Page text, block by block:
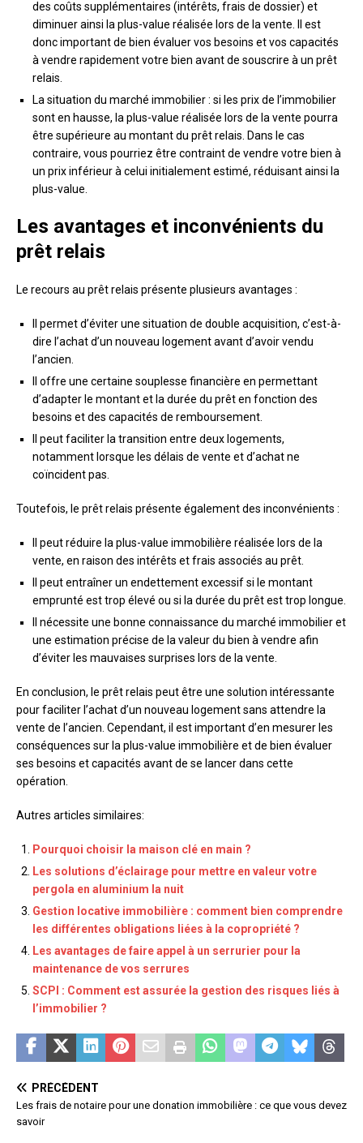
des coûts supplémentaires (intérêts, frais de dossier) et
diminuer ainsi la plus-value réalisée lors de la vente. Il est
donc important de bien évaluer vos besoins et vos capacités
à vendre rapidement votre bien avant de souscrire à un prêt
relais.
La situation du marché immobilier : si les prix de l’immobilier
sont en hausse, la plus-value réalisée lors de la vente pourra
être supérieure au montant du prêt relais. Dans le cas
contraire, vous pourriez être contraint de vendre votre bien à
un prix inférieur à celui initialement estimé, réduisant ainsi la
plus-value.
Les avantages et inconvénients du
prêt relais
Le recours au prêt relais présente plusieurs avantages :
Il permet d’éviter une situation de double acquisition, c’est-à-
dire l’achat d’un nouveau logement avant d’avoir vendu
l’ancien.
Il offre une certaine souplesse financière en permettant
d’adapter le montant et la durée du prêt en fonction des
besoins et des capacités de remboursement.
Il peut faciliter la transition entre deux logements,
notamment lorsque les délais de vente et d’achat ne
coïncident pas.
Toutefois, le prêt relais présente également des inconvénients :
Il peut réduire la plus-value immobilière réalisée lors de la
vente, en raison des intérêts et frais associés au prêt.
Il peut entraîner un endettement excessif si le montant
emprunté est trop élevé ou si la durée du prêt est trop longue.
Il nécessite une bonne connaissance du marché immobilier et
une estimation précise de la valeur du bien à vendre afin
d’éviter les mauvaises surprises lors de la vente.
En conclusion, le prêt relais peut être une solution intéressante
pour faciliter l’achat d’un nouveau logement sans attendre la
vente de l’ancien. Cependant, il est important d’en mesurer les
conséquences sur la plus-value immobilière et de bien évaluer
ses besoins et capacités avant de se lancer dans cette
opération.
Autres articles similaires:
Pourquoi choisir la maison clé en main ?
Les solutions d’éclairage pour mettre en valeur votre
pergola en aluminium la nuit
Gestion locative immobilière : comment bien comprendre
les différentes obligations liées à la copropriété ?
Les avantages de faire appel à un serrurier pour la
maintenance de vos serrures
SCPI : Comment est assurée la gestion des risques liés à
l’immobilier ?
PRÉCÉDENT
Les frais de notaire pour une donation immobilière : ce que vous devez
savoir